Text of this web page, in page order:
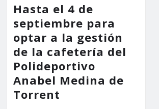
Hasta el 4 de
septiembre para
optar a la gestión
de la cafetería del
Polideportivo
Anabel Medina de
Torrent